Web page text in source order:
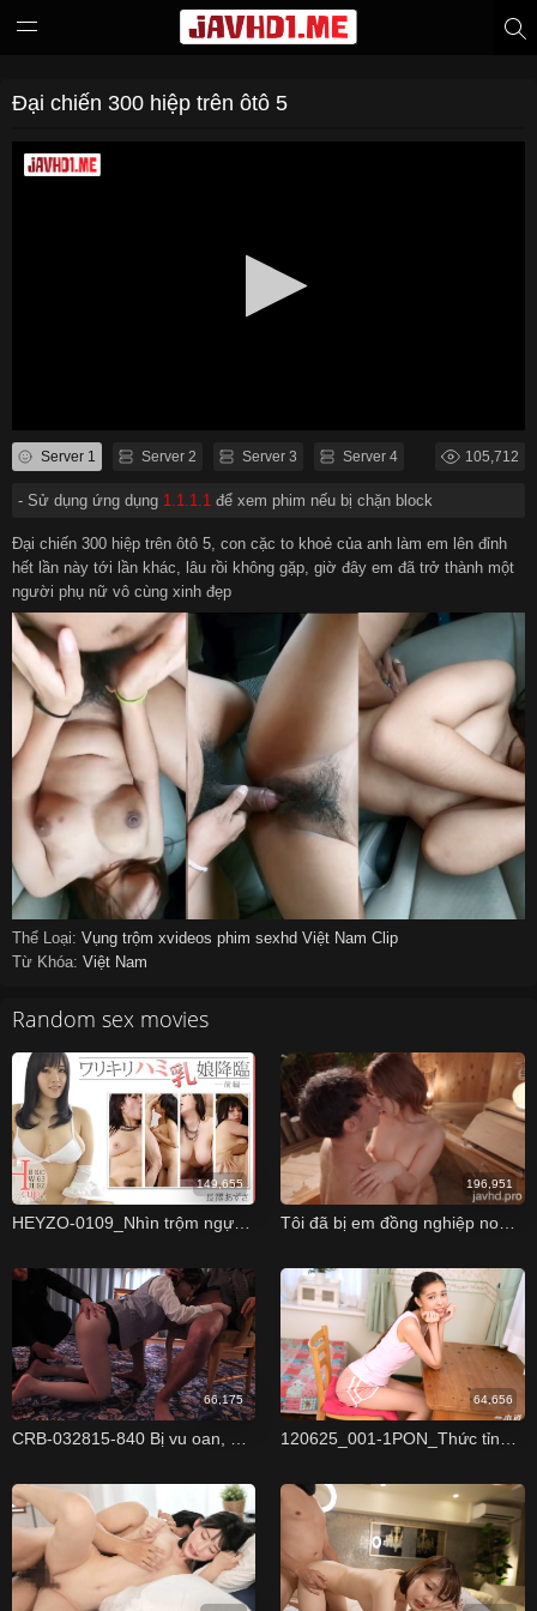
Đại chiến 300 hiệp trên ôtô 5
Server 1 Server 2 Server 3 Server 4 105,712
- Sử dụng ứng dụng 1.1.1.1 để xem phim nếu bị chặn block
Đại chiến 300 hiệp trên ôtô 5, con cặc to khoẻ của anh làm em lên đỉnh
hết lần này tới lần khác, lâu rồi không gặp, giờ đây em đã trở thành một
người phụ nữ vô cùng xinh đẹp
Thể Loại: Vụng trộm xvideos phim sexhd Việt Nam Clip
Từ Khóa: Việt Nam
Random sex movies
149,655 196,951
66,175 64,656